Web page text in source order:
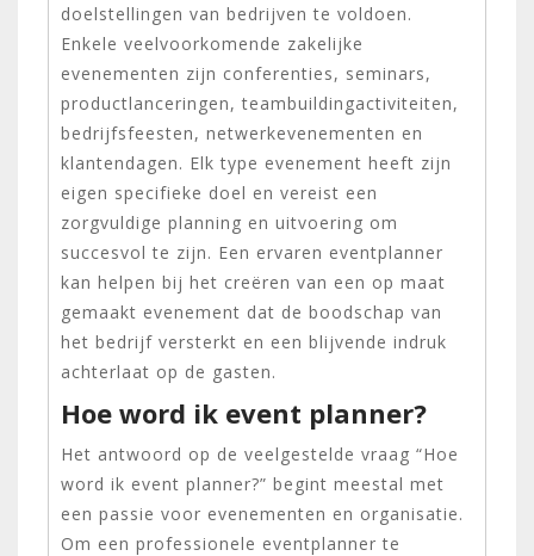
doelstellingen van bedrijven te voldoen.
Enkele veelvoorkomende zakelijke
evenementen zijn conferenties, seminars,
productlanceringen, teambuildingactiviteiten,
bedrijfsfeesten, netwerkevenementen en
klantendagen. Elk type evenement heeft zijn
eigen specifieke doel en vereist een
zorgvuldige planning en uitvoering om
succesvol te zijn. Een ervaren eventplanner
kan helpen bij het creëren van een op maat
gemaakt evenement dat de boodschap van
het bedrijf versterkt en een blijvende indruk
achterlaat op de gasten.
Hoe word ik event planner?
Het antwoord op de veelgestelde vraag “Hoe
word ik event planner?” begint meestal met
een passie voor evenementen en organisatie.
Om een professionele eventplanner te